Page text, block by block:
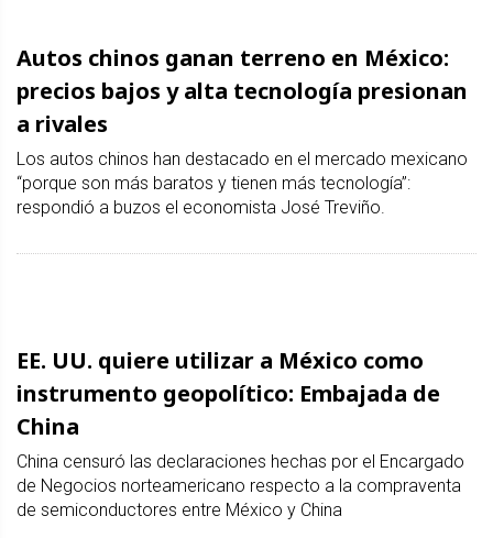
Autos chinos ganan terreno en México:
precios bajos y alta tecnología presionan
a rivales
Los autos chinos han destacado en el mercado mexicano
“porque son más baratos y tienen más tecnología”:
respondió a buzos el economista José Treviño.
EE. UU. quiere utilizar a México como
instrumento geopolítico: Embajada de
China
China censuró las declaraciones hechas por el Encargado
de Negocios norteamericano respecto a la compraventa
de semiconductores entre México y China